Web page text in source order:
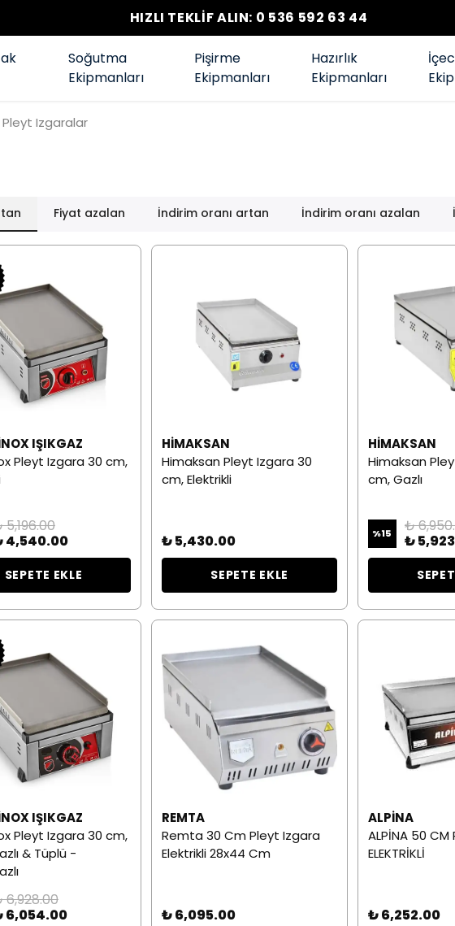
HIZLI TEKLİF ALIN: 0 536 592 63 44
Soğutma
Ekipmanları
Pişirme
Ekipmanları
Hazırlık
Ekipmanları
Pleyt Izgaralar
Fiyat azalan İndirim oranı artan İndirim oranı azalan
IŞIKGAZ
Pleyt Izgara 30 cm,
5,196.00
4,540.00
SEPETE EKLE
HIMAKSAN
Himaksan Pleyt Izgara 30
cm, Elektrikli
₺ 5,430.00
SEPETE EKLE
HIMAKSAN
Himaksan
cm, Gazlı
%15
₺
₺
IŞIKGAZ
Pleyt Izgara 30 cm,
& Tüplü -
6,928.00
6,054.00
REMTA
Remta 30 Cm Pleyt Izgara
Elektrikli 28x44 Cm
₺ 6,095.00
ALPINA
ALPİNA 50 CM
ELEKTRİKLİ
₺ 6,252.00